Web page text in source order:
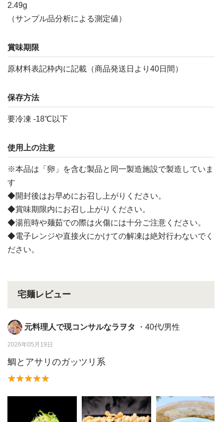
2.49g
（サンプル品分析による測定値）
賞味期限
原材料表記枠内に記載（商品発送日より40日間）
保存方法
要冷凍 -18℃以下
使用上の注意
※本品は「卵」を含む製品と同一製造施設で製造していま
す
◆開封後はお早めにお召し上がりください。
◆賞味期限内にお召し上がりください。
◆湯煎時や麺茹での際は火傷には十分ご注意ください。
◆電子レンジや直接火にかけての解凍は絶対行わないでく
ださい。
宅麺レビュー
元料理人で現コンサルなラヲタ ・40代/男性
2026年05月19日
鯛とアサリのガッツリ系